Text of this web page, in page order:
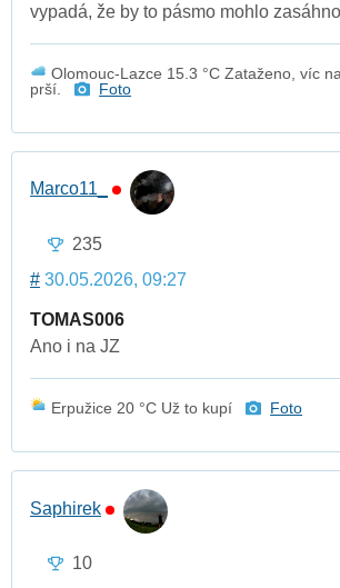
vypadá, že by to pásmo mohlo
Olomouc-Lazce 15.3 °C Zataženo, víc
prší.
Foto
Marco11_
235
# 30.05.2026, 09:27
TOMAS006
Ano i na JZ
Erpužice 20 °C Už to kupí Foto
Saphirek
10